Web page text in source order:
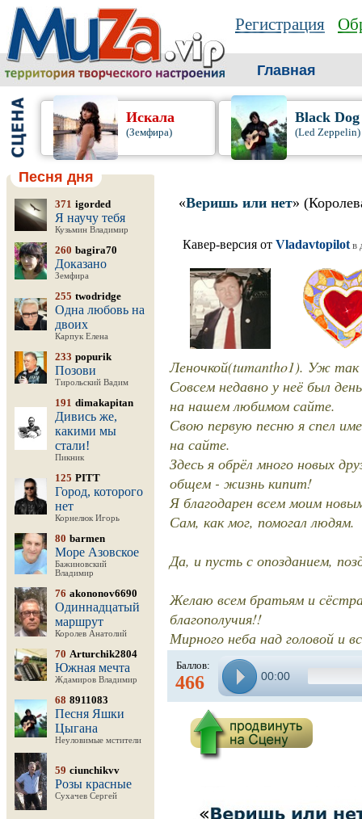
Регистрация
Главная
Искала
(Земфира)
Black Dog
(Led Zeppelin)
Песня дня
371 igorded
Я научу тебя
Кузьмин Владимир
260 bagira70
Доказано
Земфира
255 twodridge
Одна любовь на
двоих
Карпук Елена
233 popurik
Позови
Тирольский Вадим
191 dimakapitan
Дивись же,
какими мы
стали!
Пикник
125 PITT
Город, которого
нет
Корнелюк Игорь
80 barmen
Море Азовское
Бажиновский
Владимир
76 akononov6690
Одиннадцатый
маршрут
Королев Анатолий
70 Arturchik2804
Южная мечта
Ждамиров Владимир
68 8911083
Песня Яшки
Цыгана
Неуловимые мстители
59 ciunchikvv
Розы красные
Сухачев Сергей
«Веришь или нет»
Кавер-версия от Vladavtopilotв
Леночкой(tumantho1). Уж так
Совсем недавно у неё был
на нашем любимом сайте.
Свою первую песню я спел
на сайте.
Здесь я обрёл много новых
общем - жизнь кипит!
Я благодарен всем моим
Сам, как мог, помогал людям.
Да, и пусть с опозданием,
Желаю всем братьям и
благополучия!!
Мирного неба над головой и
Баллов:
466 00:00